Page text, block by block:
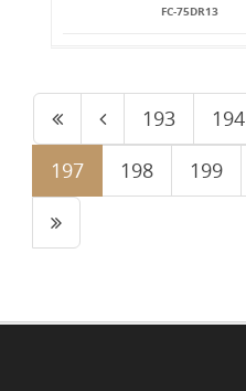
FC-75DR13
193 194
197
198 199